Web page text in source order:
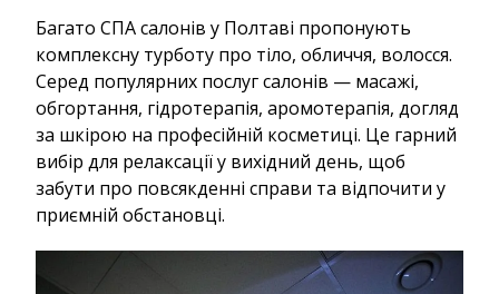
Багато СПА салонів у Полтаві пропонують
комплексну турботу про тіло, обличчя, волосся.
Серед популярних послуг салонів — масажі,
обгортання, гідротерапія, аромотерапія, догляд
за шкірою на професійній косметиці. Це гарний
вибір для релаксації у вихідний день, щоб
забути про повсякденні справи та відпочити у
приємній обстановці.